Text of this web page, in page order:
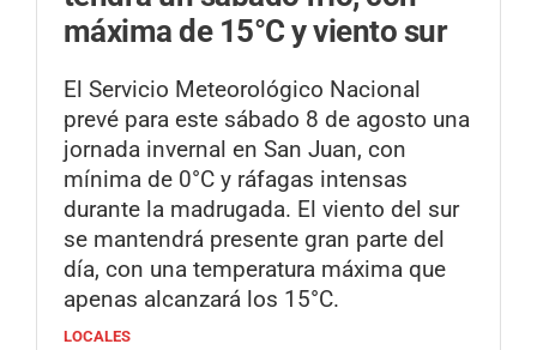
máxima de 15°C y viento sur
El Servicio Meteorológico Nacional
prevé para este sábado 8 de agosto una
jornada invernal en San Juan, con
mínima de 0°C y ráfagas intensas
durante la madrugada. El viento del sur
se mantendrá presente gran parte del
día, con una temperatura máxima que
apenas alcanzará los 15°C.
LOCALES